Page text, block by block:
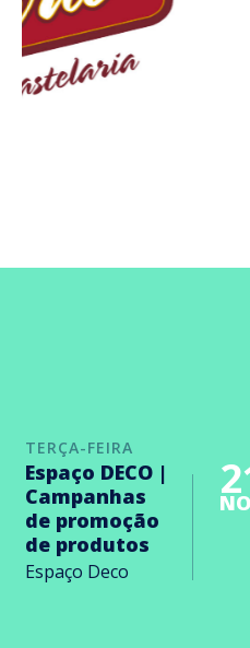
TERÇA-FEIRA
Espaço DECO |
Campanhas
de promoção
de produtos
Espaço Deco